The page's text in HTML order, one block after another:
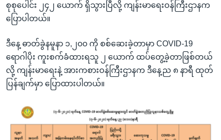
ရန်စုစုပေါင်း ၂၄၂ ယောက် ရှိသွားပြီလို့ ကျန်းမာရေးဝန်ကြီးဌာနက
ပြောပါတယ်။
ဒီနေ့ ဓာတ်ခွဲနမူနာ ၁,၂၀၀ ကို စစ်ဆေးခဲ့တာမှာ COVID-19
ရောဂါပိုး ကူးစက်ခံထားရသူ ၂ ယောက် ထပ်တွေ့ခဲ့တာဖြစ်တယ်
လို့ ကျန်းမာရေးနဲ့ အားကစားဝန်ကြီးဌာနက ဒီနေ့ည ၈ နာရီ ထုတ်
ပြန်ချက်မှာ ပြောထားပါတယ်။